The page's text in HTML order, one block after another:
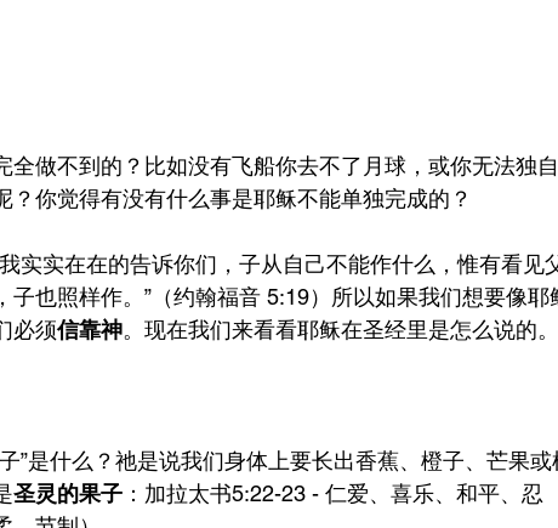
全做不到的？比如没有飞船你去不了月球，或你无法独
你觉得有没有什么事是耶稣不能单独完成的？
实实在在的告诉你们，子从自己不能作什么，惟有看见
子也照样作。”（约翰福音 5:19）所以如果我们想要像耶
必须信靠神。现在我们来看看耶稣在圣经里是怎么说的。
”是什么？祂是说我们身体上要长出香蕉、橙子、芒果或
圣灵的果子 ：加拉太书5:22-23 - 仁爱、喜乐、和平、忍